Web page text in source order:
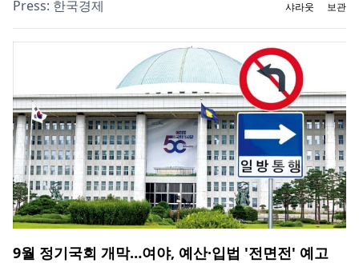
Press: 한국경제 샤라웃 보관
9월 정기국회 개막…여야, 예산·입법 '전면전' 예고